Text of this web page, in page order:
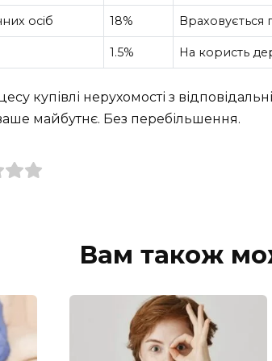
осіб 18% Враховується
1.5% На користь
купівлі нерухомості з
майбутнє. Без перебільшення.
Вам також